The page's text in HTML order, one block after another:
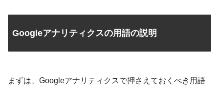
Googleアナリティクスの用語の説明
まずは、Googleアナリティクスで押さえておくべき用語